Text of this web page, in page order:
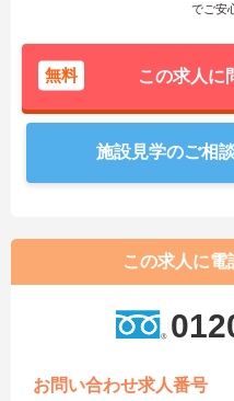
でご安
無料 この求人に
施設見学のご相
この求人に電
お問い合わせ求人番号